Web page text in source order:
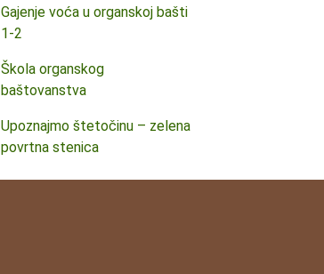
Gajenje voća u organskoj bašti
1-2
Škola organskog
baštovanstva
Upoznajmo štetočinu – zelena
povrtna stenica